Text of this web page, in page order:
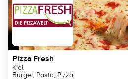
Pizza Fresh
Kiel
Burger, Pasta, Pizza